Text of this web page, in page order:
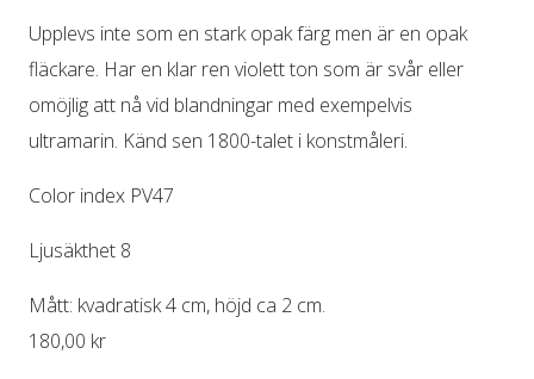
Upplevs inte som en stark opak färg men är en opak
fläckare. Har en klar ren violett ton som är svår eller
omöjlig att nå vid blandningar med exempelvis
ultramarin. Känd sen 1800-talet i konstmåleri.
Color index PV47
Ljusäkthet 8
Mått: kvadratisk 4 cm, höjd ca 2 cm.
180,00 kr